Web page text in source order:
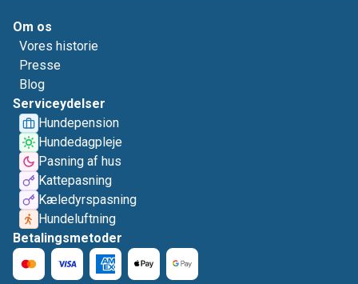
Om os
Vores historie
Presse
Blog
Serviceydelser
Hundepension
Hundedagpleje
Pasning af hus
Kattepasning
Kæledyrspasning
Hundeluftning
Betalingsmetoder